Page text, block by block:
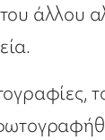
άλλου